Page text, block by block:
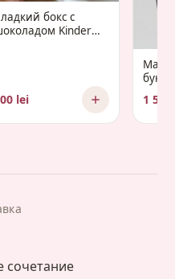
бокс с
Kinder
lei 1
сочетание